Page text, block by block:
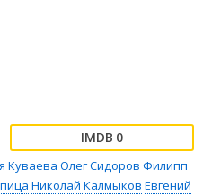
0
Куваева Олег Сидоров Филипп
Николай Калмыков Евгений